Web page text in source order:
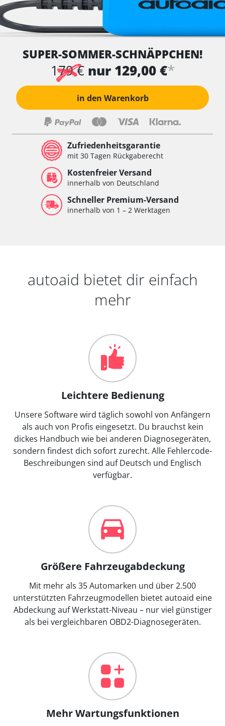
SUPER-SOMMER-SCHNÄPPCHEN!
179 € nur 129,00 €*
in den Warenkorb
Zufriedenheitsgarantie
mit 30 Tagen Rückgaberecht
Kostenfreier Versand
innerhalb von Deutschland
Schneller Premium-Versand
innerhalb von 1 – 2 Werktagen
autoaid bietet dir einfach
mehr
Leichtere Bedienung
Unsere Software wird täglich sowohl von Anfängern
als auch von Profis eingesetzt. Du brauchst kein
dickes Handbuch wie bei anderen Diagnosegeräten,
sondern findest dich sofort zurecht. Alle Fehlercode-
Beschreibungen sind auf Deutsch und Englisch
verfügbar.
Größere Fahrzeugabdeckung
Mit mehr als 35 Automarken und über 2.500
unterstützten Fahrzeugmodellen bietet autoaid eine
Abdeckung auf Werkstatt-Niveau – nur viel günstiger
als bei vergleichbaren OBD2-Diagnosegeräten.
Mehr Wartungsfunktionen